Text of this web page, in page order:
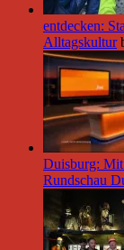
entdecken:
Alltagskultur
Duisburg: Mit
Rundschau